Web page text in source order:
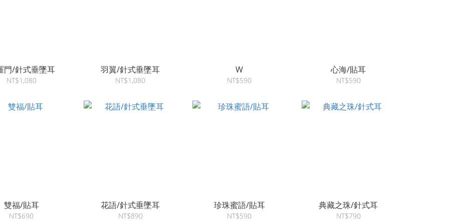
門/針式垂墜耳
NT$1,080
羽翼/針式垂墜耳
NT$1,080
W
NT$590
心海/貼耳
NT$590
雙福/貼耳
NT$690
花語/針式垂墜耳
NT$890
珍珠蜜語/貼耳
NT$590
典藏之珠/針式耳
NT$790